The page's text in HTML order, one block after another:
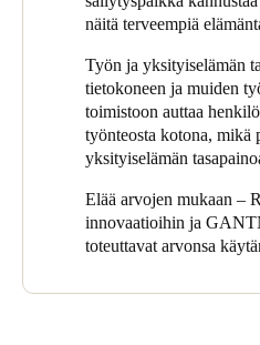
Worksista todella innovatiivisen,
työpaikan. Ne auttavat tukemaan
elämäntapoja ja työn ja
että Reecen nähdään harjoittavan
näitä terveempiä
Työn ja yksityiselämän
tietokoneen ja muiden
toimistoon auttaa
työnteosta kotona, mikä
yksityiselämän
Elää arvojen mukaan –
innovaatioihin ja
toteuttavat arvonsa